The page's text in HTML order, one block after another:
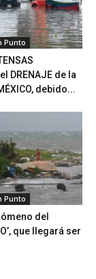
Punto
DRENAJE de la
debido...
Punto
del
que llegará ser